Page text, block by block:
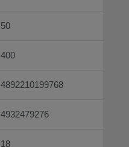
50
400
4892210199768
4932479276
18